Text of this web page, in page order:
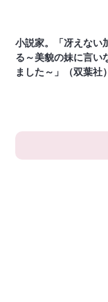
小説家。「冴えない
る～美貌の妹に言い
ました～」（双葉社）